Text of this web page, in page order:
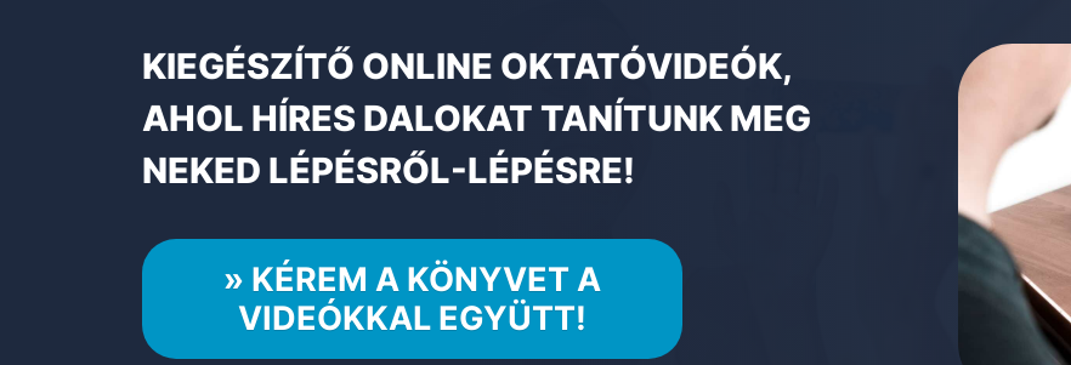
KIEGÉSZÍTŐ ONLINE OKTATÓVIDEÓK,
AHOL HÍRES DALOKAT TANÍTUNK MEG
NEKED LÉPÉSRŐL-LÉPÉSRE!
» KÉREM A KÖNYVET A
VIDEÓKKAL EGYÜTT!